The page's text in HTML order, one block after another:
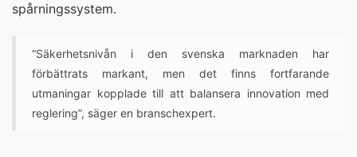
spårningssystem.
“Säkerhetsnivån i den svenska marknaden har
förbättrats markant, men det finns fortfarande
utmaningar kopplade till att balansera innovation med
reglering”, säger en branschexpert.